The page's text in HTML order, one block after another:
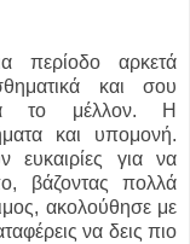
περίοδο αρκετά
και σου
το μέλλον. Η
και υπομονή.
για να
βάζοντας πολλά
ακολούθησε με
να δεις πιο